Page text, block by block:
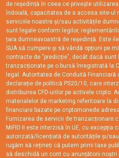
de reședință în ceea ce privește
îndoială, capacitatea de a accesa site-ul
serviciile noastre și/sau activitățile
sunt legale conform legilor,
țara dumneavoastră de reședință. Este
SUA să cumpere și să vândă opțiuni pe
contracte de "predicție", decât dacă
tranzacționate pe o bursă înregistrată la
legal. Autoritatea de Conduită
declarație de politică PS20/10, care
distribuirea CFD-urilor pe activele cripto.
materialelor de marketing referitoare la
financiare bazate pe criptomonede
Furnizarea de servicii de tranzacționare
MiFID II este interzisă în UE, cu excepția
autorizată/licențiată de autoritățile și/
rugăm să rețineți că putem primi taxe
să deschidă un cont cu anunțătorii